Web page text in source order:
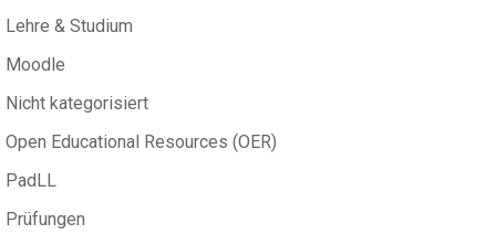
Lehre & Studium
Moodle
Nicht kategorisiert
Open Educational Resources (OER)
PadLL
Prüfungen